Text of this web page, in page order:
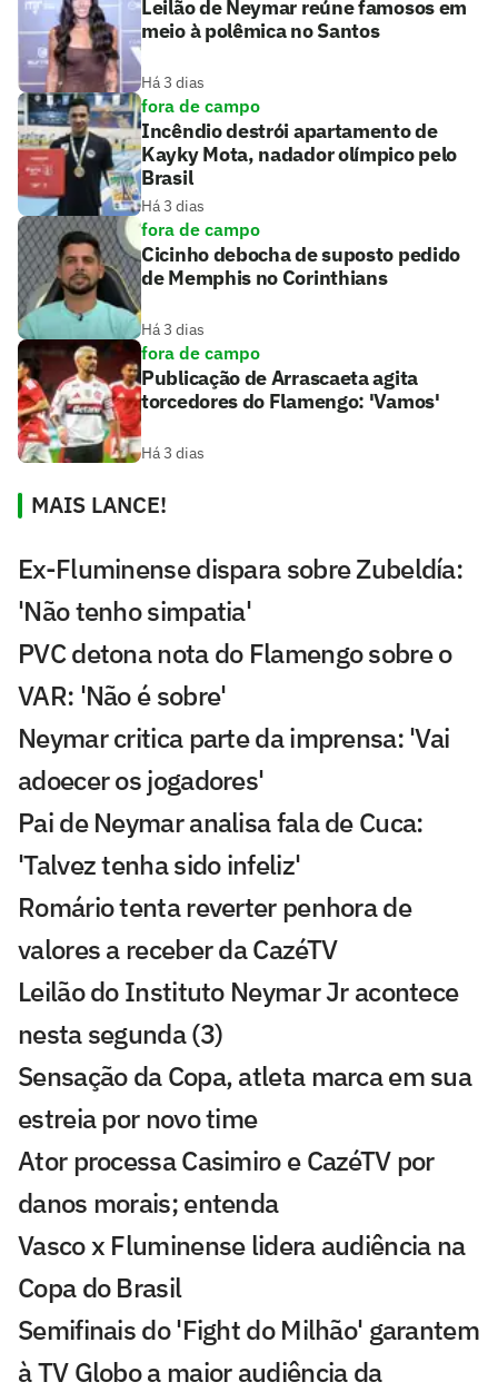
Leilão de Neymar reúne famosos em
meio à polêmica no Santos
Há 3 dias
fora de campo
Incêndio destrói apartamento de
Kayky Mota, nadador olímpico pelo
Brasil
Há 3 dias
fora de campo
Cicinho debocha de suposto pedido
de Memphis no Corinthians
Há 3 dias
fora de campo
Publicação de Arrascaeta agita
torcedores do Flamengo: 'Vamos'
Há 3 dias
MAIS LANCE!
Ex-Fluminense dispara sobre Zubeldía:
'Não tenho simpatia'
PVC detona nota do Flamengo sobre o
VAR: 'Não é sobre'
Neymar critica parte da imprensa: 'Vai
adoecer os jogadores'
Pai de Neymar analisa fala de Cuca:
'Talvez tenha sido infeliz'
Romário tenta reverter penhora de
valores a receber da CazéTV
Leilão do Instituto Neymar Jr acontece
nesta segunda (3)
Sensação da Copa, atleta marca em sua
estreia por novo time
Ator processa Casimiro e CazéTV por
danos morais; entenda
Vasco x Fluminense lidera audiência na
Copa do Brasil
Semifinais do 'Fight do Milhão' garantem
à TV Globo a maior audiência da